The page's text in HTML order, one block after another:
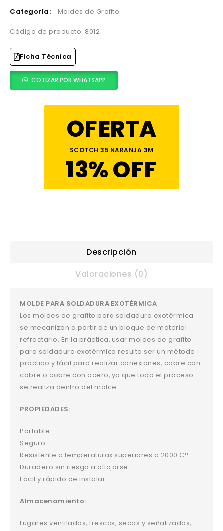
Categoría: Moldes de Grafito
Código de producto: 8012
Ficha Técnica
COTIZAR POR WHATSAPP
OFERTA
SCOTCH 35 NARANJA 3M
13% OFF
Descripción
Valoraciones (0)
MOLDE PARA SOLDADURA EXOTÉRMICA
Los moldes de grafito para soldadura exotérmica
se mecanizan a partir de un bloque de material
refractario. En la práctica, usar moldes de grafito
para soldadura exotérmica resulta ser un método
práctico y fácil para realizar conexiones, cobre con
cobre o cobre con acero, ya que todo el proceso
se realiza dentro del molde.
PROPIEDADES:
Portable
Seguro
Resistente a temperaturas superiores a 2000 C°
Duradero sin riesgo a aflojarse.
Fácil y rápido de instalar
Almacenamiento:
Lugares ventilados, frescos, secos y señalizados,